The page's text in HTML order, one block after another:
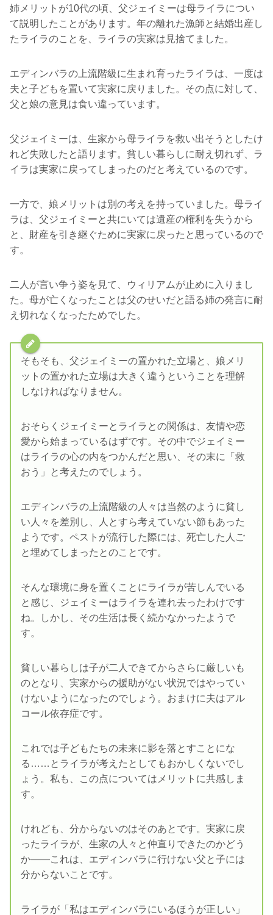
姉メリットが10代の頃、父ジェイミーは母ライラについ
て説明したことがあります。年の離れた漁師と結婚出産し
たライラのことを、ライラの実家は見捨てました。
エディンバラの上流階級に生まれ育ったライラは、一度は
夫と子どもを置いて実家に戻りました。その点に対して、
父と娘の意見は食い違っています。
父ジェイミーは、生家から母ライラを救い出そうとしたけ
れど失敗したと語ります。貧しい暮らしに耐え切れず、ラ
イラは実家に戻ってしまったのだと考えているのです。
一方で、娘メリットは別の考えを持っていました。母ライ
ラは、父ジェイミーと共にいては遺産の権利を失うから
と、財産を引き継ぐために実家に戻ったと思っているので
す。
二人が言い争う姿を見て、ウィリアムが止めに入りまし
た。母が亡くなったことは父のせいだと語る姉の発言に耐
え切れなくなったためでした。
そもそも、父ジェイミーの置かれた立場と、娘メリ
ットの置かれた立場は大きく違うということを理解
しなければなりません。
おそらくジェイミーとライラとの関係は、友情や恋
愛から始まっているはずです。その中でジェイミー
はライラの心の内をつかんだと思い、その末に「救
おう」と考えたのでしょう。
エディンバラの上流階級の人々は当然のように貧し
い人々を差別し、人とすら考えていない節もあった
ようです。ペストが流行した際には、死亡した人ご
と埋めてしまったとのことです。
そんな環境に身を置くことにライラが苦しんでいる
と感じ、ジェイミーはライラを連れ去ったわけです
ね。しかし、その生活は長く続かなかったようで
す。
貧しい暮らしは子が二人できてからさらに厳しいも
のとなり、実家からの援助がない状況ではやってい
けないようになったのでしょう。おまけに夫はアル
コール依存症です。
これでは子どもたちの未来に影を落とすことにな
る……とライラが考えたとしてもおかしくないでし
ょう。私も、この点についてはメリットに共感しま
す。
けれども、分からないのはそのあとです。実家に戻
ったライラが、生家の人々と仲直りできたのかどう
か――これは、エディンバラに行けない父と子には
分からないことです。
ライラが「私はエディンバラにいるほうが正しい」